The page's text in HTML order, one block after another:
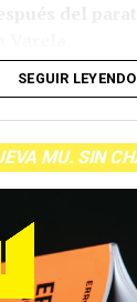
SEGUIR LEYENDO
MU. SIN